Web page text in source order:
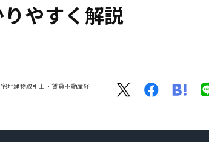
やすく解説
地建物取引士・賃貸不動産経